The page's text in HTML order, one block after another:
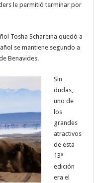
le permitió terminar por
Tosha Schareina quedó a
se mantiene segundo a
Benavides.
Sin
dudas,
uno de
los
grandes
atractivos
de esta
13ª
edición
era el